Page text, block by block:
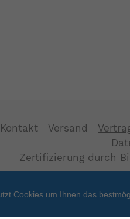
Kontakt Versand
Zertifizierung durch
Cookies um Ihnen das